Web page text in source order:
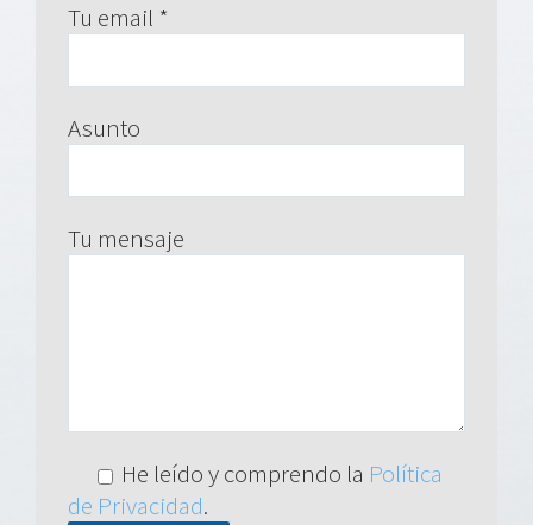
Tu email *
Asunto
Tu mensaje
He leído y comprendo la Política
de Privacidad.